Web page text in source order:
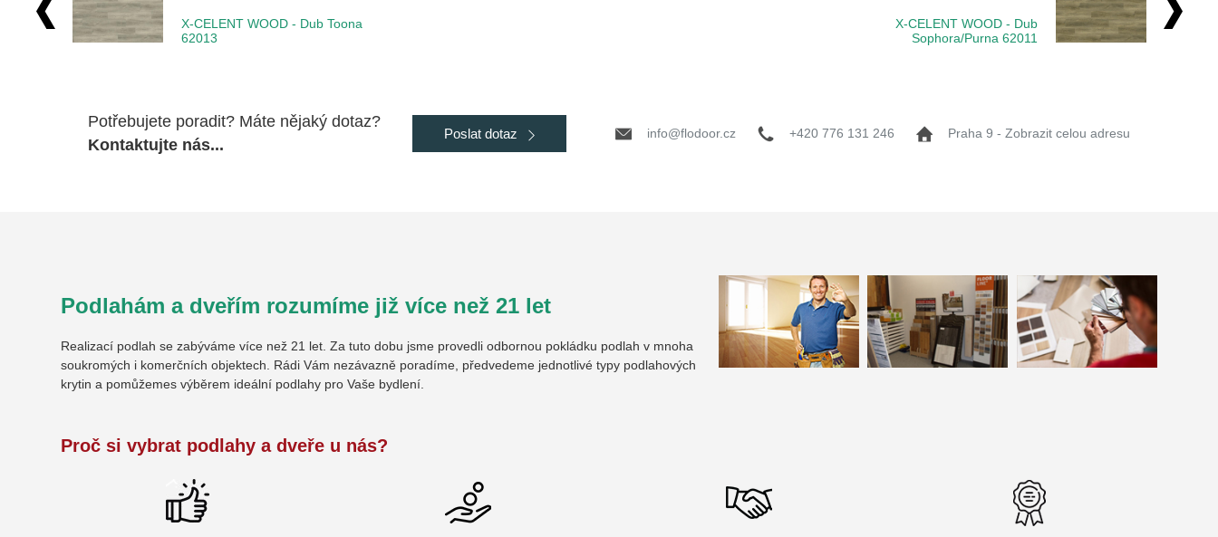
X-CELENT WOOD - Dub Toona
62013
X-CELENT WOOD - Dub
Sophora/Purna 62011
Potřebujete poradit? Máte nějaký dotaz?
Kontaktujte nás...
Poslat dotaz info@flodoor.cz +420 776 131 246 Praha 9 - Zobrazit celou adresu
Podlahám a dveřím rozumíme již více než 21 let
Realizací podlah se zabýváme více než 21 let. Za tuto dobu jsme provedli odbornou pokládku podlah v mnoha
soukromých i komerčních objektech. Rádi Vám nezávazně poradíme, předvedeme jednotlivé typy podlahových
krytin a pomůžemes výběrem ideální podlahy pro Vaše bydlení.
Proč si vybrat podlahy a dveře u nás?